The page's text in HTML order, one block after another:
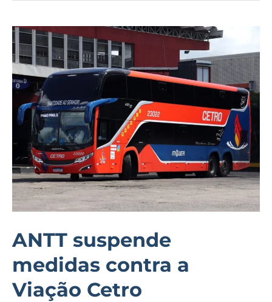
ANTT suspende
medidas contra a
Viação Cetro
ANTT
suspende
medidas
contra
Viação
Cetro